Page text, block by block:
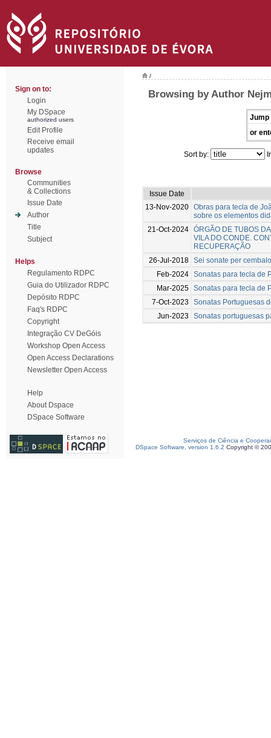
Sign on to:
Login
My DSpace
authorized users
Edit Profile
Receive email
updates
Browse
Communities
& Collections
Issue Date
Author
Title
Subject
Helps
Regulamento RDPC
Guia do Utilizador RDPC
Depósito RDPC
Faq's RDPC
Copyright
Integração CV DeGóis
Workshop Open Access
Open Access Declarations
Newsletter Open Access
Help
About Dspace
DSpace Software
/
Browsing by Author
Jump
or
Sort by:
Issue Date
13-Nov-2020 Obras para tecla de
sobre os elementos
21-Oct-2024 ÓRGÃO DE TUBOS
VILA DO CONDE.
RECUPERAÇÃO
26-Jul-2018 Sei sonate per
Feb-2024 Sonatas para tecla de
Mar-2025 Sonatas para tecla de
7-Oct-2023
Sonatas Portuguesas
Jun-2023
Sonatas portuguesas
Serviços de Ciência e
DSpace Software, version 1.6.2 Copyright ©